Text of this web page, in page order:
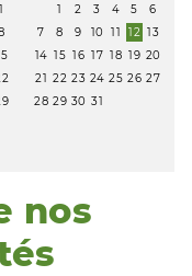
1
1 2 3 4 5
6
7
8 9 10 11 12 13
14 15 16 17 18 19 20
21 22 23 24 25 26 27
28 29 30 31
nos